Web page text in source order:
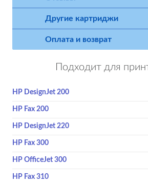
Другие картриджи
Оплата и возврат
Подходит для
HP DesignJet 200
HP Fax 200
HP DesignJet 220
HP Fax 300
HP OfficeJet 300
HP Fax 310